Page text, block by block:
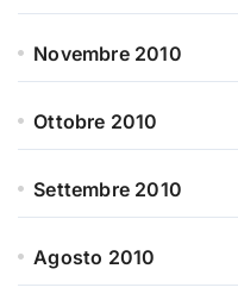
Novembre 2010
Ottobre 2010
Settembre 2010
Agosto 2010